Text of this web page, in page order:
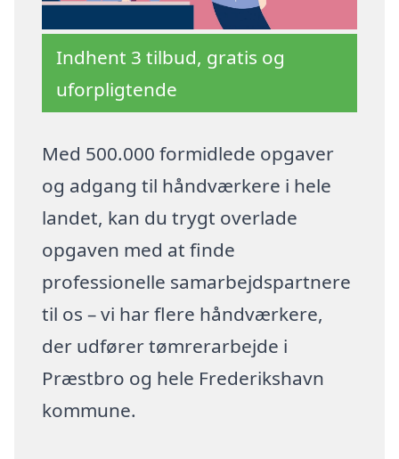
Indhent 3 tilbud, gratis og
uforpligtende
Med 500.000 formidlede opgaver
og adgang til håndværkere i hele
landet, kan du trygt overlade
opgaven med at finde
professionelle samarbejdspartnere
til os – vi har flere håndværkere,
der udfører tømrerarbejde i
Præstbro og hele Frederikshavn
kommune.